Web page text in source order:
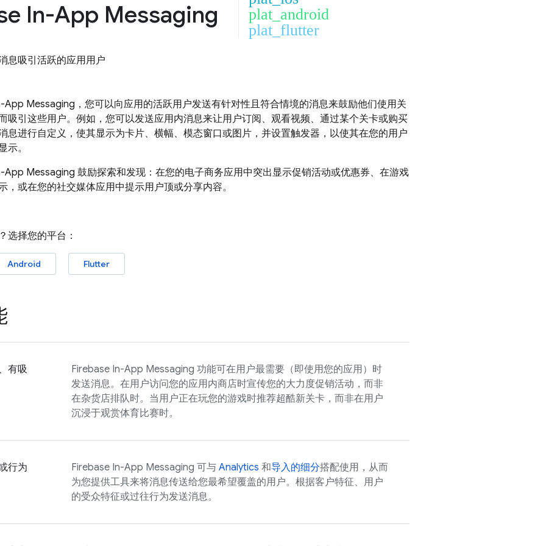
In-App Messaging
plat_android
plat_flutter
息吸引活跃的应用用户
App Messaging ，您可以向应用的活跃用户发送有针对性且符合情境的消息来鼓励他们使用关
吸引这些用户。例如，您可以发送应用内消息来让用户订阅、观看视频、通过某个关卡或购买
息进行自定义，使其显示为卡片、横幅、模态窗口或图片，并设置触发器，以使其在您的用户
示。
App Messaging 鼓励探索和发现：在您的电子商务应用中突出显示促销活动或优惠券、在游戏
，或在您的社交媒体应用中提示用户顶或分享内容。
选择您的平台：
Android Flutter
有吸 Firebase In-App Messaging 功能可在用户最需要（即使用您的应用）时
发送消息。在用户访问您的应用内商店时宣传您的大力度促销活动，而非
在杂货店排队时。当用户正在玩您的游戏时推荐超酷新关卡，而非在用户
沉浸于观赏体育比赛时。
行为 Firebase In-App Messaging 可与 Analytics 和导入的细分搭配使用，从而
为您提供工具来将消息传送给您最希望覆盖的用户。根据客户特征、用户
的受众特征或过往行为发送消息。